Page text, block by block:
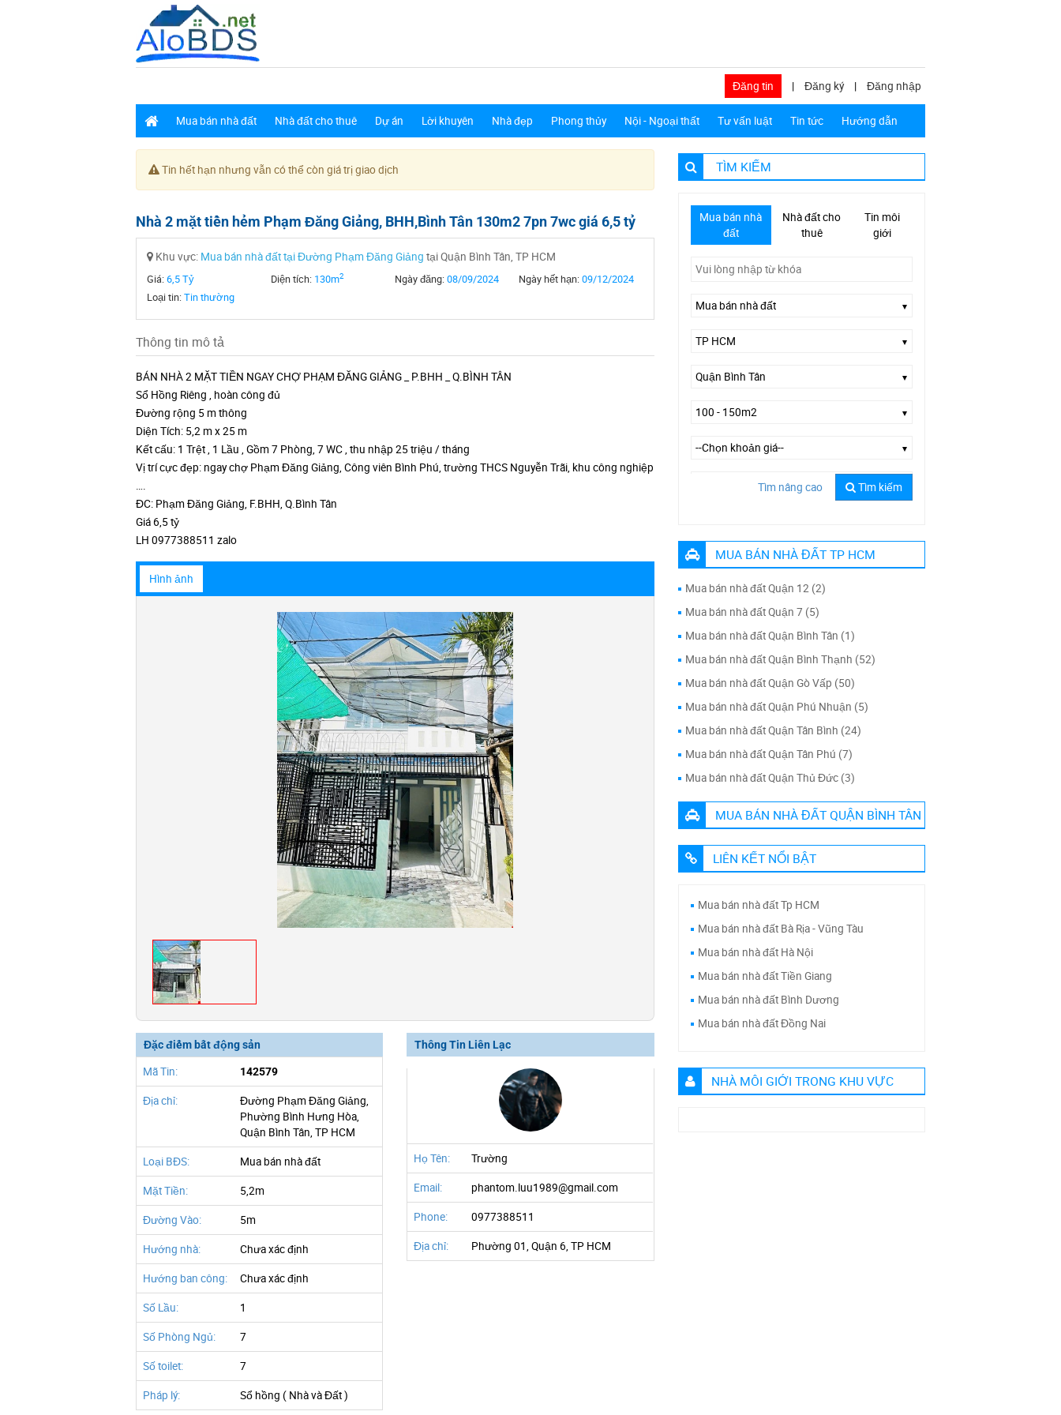
Đăng tin | Đăng ký | Đăng nhập
Mua bán nhà đất Nhà đất cho thuê Dự án Lời khuyên Nhà đẹp Phong thủy Nội - Ngoại thất Tư vấn luật Tin tức Hướng dẫn
Tin hết hạn nhưng vẫn có thể còn giá trị giao dịch
Nhà 2 mặt tiền hẻm Phạm Đăng Giảng, BHH,Bình Tân 130m2 7pn 7wc giá 6,5 tỷ
Khu vực: Mua bán nhà đất tại Đường Phạm Đăng Giảng tại Quận Bình Tân, TP HCM
Giá:6,5 Tỷ Diện tích: 130m2 Ngày đăng:08/09/2024 Ngày hết hạn:09/12/2024
Loại tin:Tin thường
Thông tin mô tả
BÁN NHÀ 2 MẶT TIỀN NGAY CHỢ PHẠM ĐĂNG GIẢNG _ P.BHH _ Q.BÌNH TÂN
Sổ Hồng Riêng , hoàn công đủ
Đường rộng 5 m thông
Diện Tích: 5,2 m x 25 m
Kết cấu: 1 Trệt , 1 Lầu , Gồm 7 Phòng, 7 WC , thu nhập 25 triệu / tháng
Vị trí cực đẹp: ngay chợ Phạm Đăng Giảng, Công viên Bình Phú, trường THCS Nguyễn Trãi, khu công nghiệp
….
ĐC: Phạm Đăng Giảng, F.BHH, Q.Bình Tân
Giá 6,5 tỷ
LH 0977388511 zalo
Hình ảnh
Đặc điểm bất động sản
Mã Tin: 142579
Địa chỉ:
Đường Phạm Đăng Giảng,
Phường Bình Hưng Hòa,
Quận Bình Tân, TP HCM
Loại BĐS: Mua bán nhà đất
Mặt Tiền: 5,2m
Đường Vào: 5m
Hướng nhà: Chưa xác định
Hướng ban công: Chưa xác định
Số Lầu: 1
Số Phòng Ngủ: 7
Số toilet: 7
Pháp lý: Sổ hồng ( Nhà và Đất )
Thông Tin Liên Lạc
Họ Tên: Trường
Email: phantom.luu1989@gmail.com
Phone: 0977388511
Địa chỉ: Phường 01, Quận 6, TP HCM
TÌM KIẾM
Mua bán nhà
đất
Nhà đất cho
thuê
Tin môi
giới
Tìm nâng cao Tìm kiếm
MUA BÁN NHÀ ĐẤT TP HCM
Mua bán nhà đất Quận 12 (2)
Mua bán nhà đất Quận 7 (5)
Mua bán nhà đất Quận Bình Tân (1)
Mua bán nhà đất Quận Bình Thạnh (52)
Mua bán nhà đất Quận Gò Vấp (50)
Mua bán nhà đất Quận Phú Nhuận (5)
Mua bán nhà đất Quận Tân Bình (24)
Mua bán nhà đất Quận Tân Phú (7)
Mua bán nhà đất Quận Thủ Đức (3)
MUA BÁN NHÀ ĐẤT QUẬN BÌNH TÂN
LIÊN KẾT NỔI BẬT
Mua bán nhà đất Tp HCM
Mua bán nhà đất Bà Rịa - Vũng Tàu
Mua bán nhà đất Hà Nội
Mua bán nhà đất Tiền Giang
Mua bán nhà đất Bình Dương
Mua bán nhà đất Đồng Nai
NHÀ MÔI GIỚI TRONG KHU VỰC